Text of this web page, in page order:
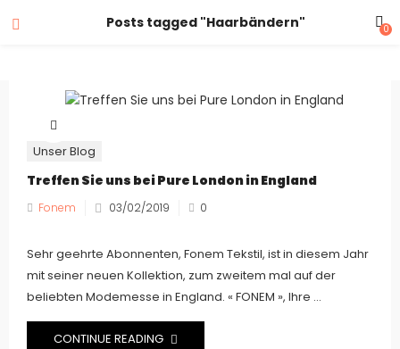
Posts tagged "Haarbändern" 0
Unser Blog
Treffen Sie uns bei Pure London in England
Fonem 03/02/2019 0
Sehr geehrte Abonnenten, Fonem Tekstil, ist in diesem Jahr
mit seiner neuen Kollektion, zum zweitem mal auf der
beliebten Modemesse in England. « FONEM », Ihre ...
CONTINUE READING